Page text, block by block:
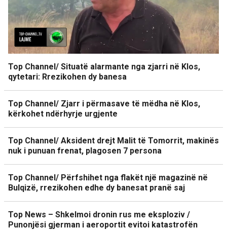
Top Channel/ Situatë alarmante nga zjarri në Klos,
qytetari: Rrezikohen dy banesa
Top Channel/ Zjarr i përmasave të mëdha në Klos,
kërkohet ndërhyrje urgjente
Top Channel/ Aksident drejt Malit të Tomorrit, makinës
nuk i punuan frenat, plagosen 7 persona
Top Channel/ Përfshihet nga flakët një magazinë në
Bulqizë, rrezikohen edhe dy banesat pranë saj
Top News – Shkelmoi dronin rus me eksploziv /
Punonjësi gjerman i aeroportit evitoi katastrofën